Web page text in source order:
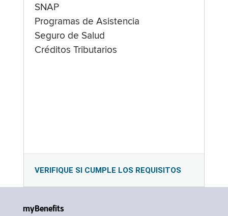
SNAP
Programas de Asistencia
Seguro de Salud
Créditos Tributarios
VERIFIQUE SI CUMPLE LOS REQUISITOS
myBenefits